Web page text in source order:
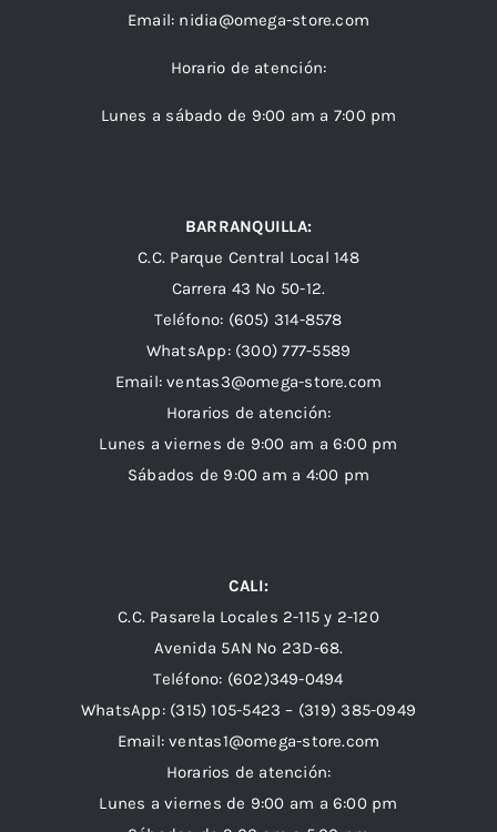
Email: nidia@omega-store.com
Horario de atención:
Lunes a sábado de 9:00 am a 7:00 pm
BARRANQUILLA:
C.C. Parque Central Local 148
Carrera 43 Nº 50-12.
Teléfono: (605) 314-8578
WhatsApp: (300) 777-5589
Email: ventas3@omega-store.com
Horarios de atención:
Lunes a viernes de 9:00 am a 6:00 pm
Sábados de 9:00 am a 4:00 pm
CALI:
C.C. Pasarela Locales 2-115 y 2-120
Avenida 5AN Nº 23D-68.
Teléfono: (602)349-0494
WhatsApp: (315) 105-5423 – (319) 385-0949
Email:ventas1@omega-store.com
Horarios de atención:
Lunes a viernes de 9:00 am a 6:00 pm